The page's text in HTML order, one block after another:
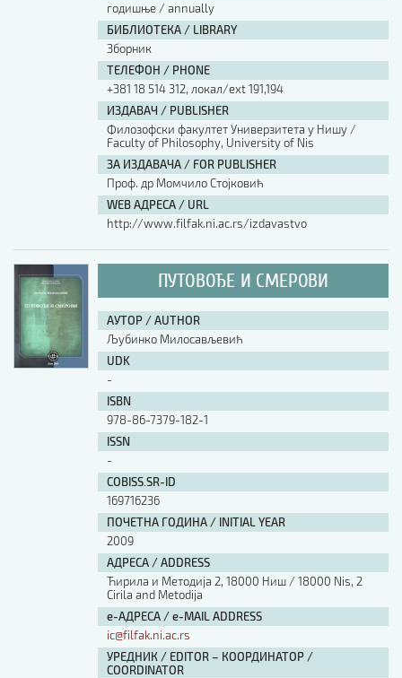
АУТОР / AUTHOR
ISBN
годишње / annually
БИБЛИОТЕКА / LIBRARY
Зборник
ТЕЛЕФОН / PHONE
+381 18 514 312, локал/ext 191,194
ИЗДАВАЧ / PUBLISHER
Филозофски факултет Универзитета у Нишу /
Faculty of Philosophy, University of Nis
ЗА ИЗДАВАЧА / FOR PUBLISHER
Проф. др Момчило Стојковић
WEB АДРЕСА / URL
http://www.filfak.ni.ac.rs/izdavastvo
ПУТОВОЂЕ И СМЕРОВИ
АУТОР / AUTHOR
Љубинко Милосављевић
UDK
-
ISBN
978-86-7379-182-1
ISSN
-
COBISS.SR-ID
169716236
ПОЧЕТНА ГОДИНА / INITIAL YEAR
2009
АДРЕСА / ADDRESS
Ћирила и Методија 2, 18000 Ниш / 18000 Nis, 2
Cirila and Metodija
е-АДРЕСА / e-MAIL ADDRESS
ic@filfak.ni.ac.rs
УРЕДНИК / EDITOR – КООРДИНАТОР /
COORDINATOR